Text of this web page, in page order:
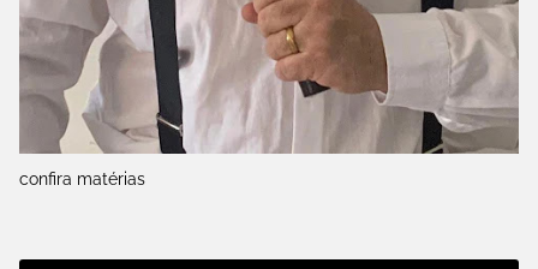
confira matérias